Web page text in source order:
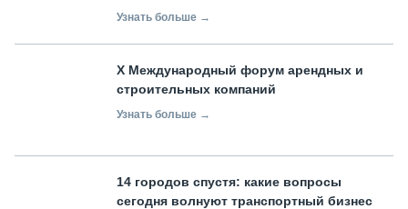
Узнать больше →
X Международный форум арендных и
строительных компаний
Узнать больше →
14 городов спустя: какие вопросы
сегодня волнуют транспортный бизнес